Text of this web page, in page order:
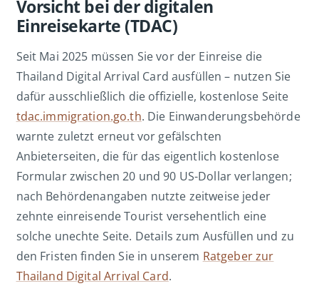
Vorsicht bei der digitalen
Einreisekarte (TDAC)
Seit Mai 2025 müssen Sie vor der Einreise die
Thailand Digital Arrival Card ausfüllen – nutzen Sie
dafür ausschließlich die offizielle, kostenlose Seite
tdac.immigration.go.th. Die Einwanderungsbehörde
warnte zuletzt erneut vor gefälschten
Anbieterseiten, die für das eigentlich kostenlose
Formular zwischen 20 und 90 US-Dollar verlangen;
nach Behördenangaben nutzte zeitweise jeder
zehnte einreisende Tourist versehentlich eine
solche unechte Seite. Details zum Ausfüllen und zu
den Fristen finden Sie in unserem Ratgeber zur
Thailand Digital Arrival Card.